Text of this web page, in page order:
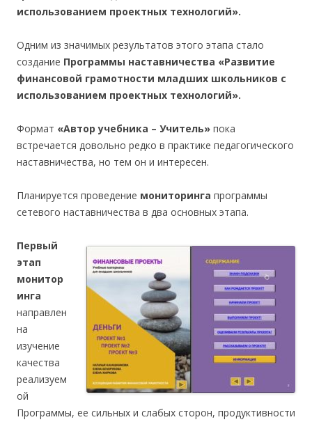
использованием проектных технологий».
Одним из значимых результатов этого этапа стало
создание Программы наставничества «Развитие
финансовой грамотности младших школьников с
использованием проектных технологий».
Формат «Автор учебника – Учитель» пока
встречается довольно редко в практике педагогического
наставничества, но тем он и интересен.
Планируется проведение мониторинга программы
сетевого наставничества в два основных этапа.
Первый
этап
монитор
инга
направлен
на
изучение
качества
реализуем
ой
Программы, ее сильных и слабых сторон, продуктивности